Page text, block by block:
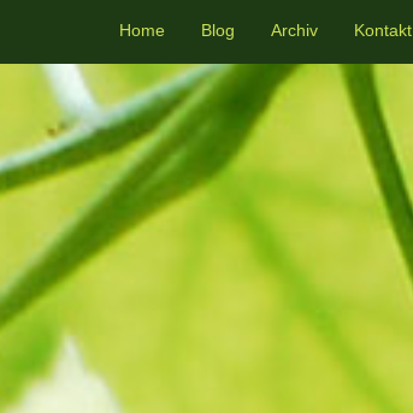
Home Blog Archiv Kontakt